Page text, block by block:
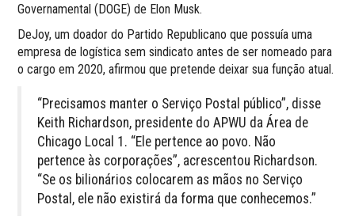
Governamental (DOGE) de Elon Musk.
DeJoy, um doador do Partido Republicano que possuía uma
empresa de logística sem sindicato antes de ser nomeado para
o cargo em 2020, afirmou que pretende deixar sua função atual.
“Precisamos manter o Serviço Postal público”, disse
Keith Richardson, presidente do APWU da Área de
Chicago Local 1. “Ele pertence ao povo. Não
pertence às corporações”, acrescentou Richardson.
“Se os bilionários colocarem as mãos no Serviço
Postal, ele não existirá da forma que conhecemos.”